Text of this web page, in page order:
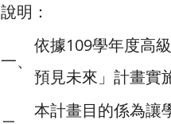
說明：
一、
依據109學年度高
預見未來」計畫實
本計畫目的係為讓